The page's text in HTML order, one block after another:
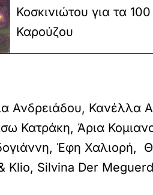
Κοσκινιώτου για τα
Καρούζου
Ανδρειάδου, Κανέλλα
Κατράκη, Άρια
Έφη Χαλιορή,
Klio, Silvina Der